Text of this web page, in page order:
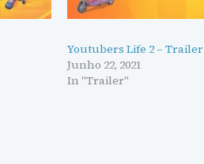
Youtubers Life 2 – Trailer
Junho 22, 2021
In "Trailer"